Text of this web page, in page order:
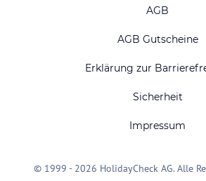
AGB
AGB Gutscheine
Erklärung zur
Sicherheit
Impressum
© 1999 - 2026 HolidayCheck AG. Alle